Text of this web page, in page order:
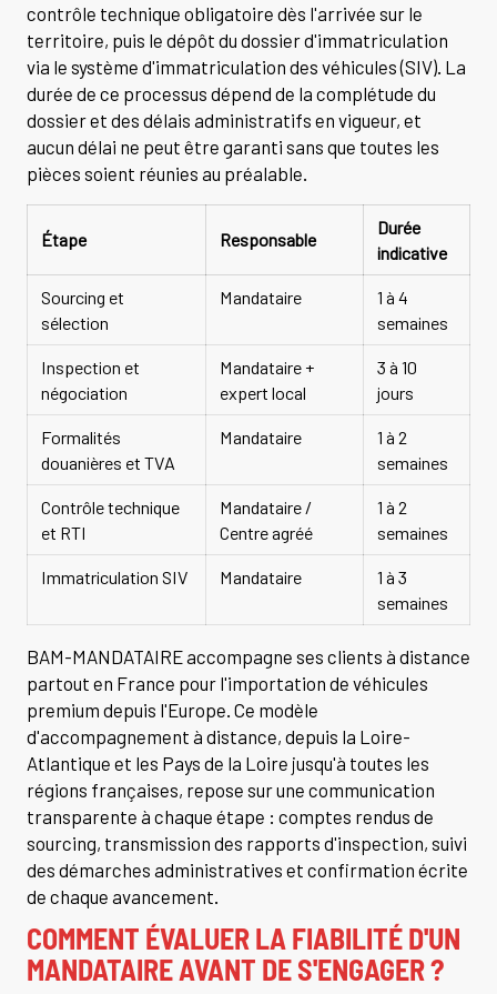
contrôle technique obligatoire dès l'arrivée sur le
territoire, puis le dépôt du dossier d'immatriculation
via le système d'immatriculation des véhicules (SIV). La
durée de ce processus dépend de la complétude du
dossier et des délais administratifs en vigueur, et
aucun délai ne peut être garanti sans que toutes les
pièces soient réunies au préalable.
Étape Responsable
Durée
indicative
Sourcing et
sélection
Mandataire
1 à 4
semaines
Inspection et
négociation
Mandataire +
expert local
3 à 10
jours
Formalités
douanières et TVA
Mandataire
1 à 2
semaines
Contrôle technique
et RTI
Mandataire /
Centre agréé
1 à 2
semaines
Immatriculation SIV Mandataire
1 à 3
semaines
BAM-MANDATAIRE accompagne ses clients à distance
partout en France pour l'importation de véhicules
premium depuis l'Europe. Ce modèle
d'accompagnement à distance, depuis la Loire-
Atlantique et les Pays de la Loire jusqu'à toutes les
régions françaises, repose sur une communication
transparente à chaque étape : comptes rendus de
sourcing, transmission des rapports d'inspection, suivi
des démarches administratives et confirmation écrite
de chaque avancement.
COMMENT ÉVALUER LA FIABILITÉ D'UN
MANDATAIRE AVANT DE S'ENGAGER ?